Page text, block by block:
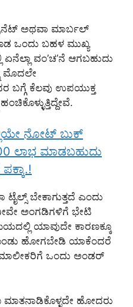
ಅಥವಾ ಮಾರ್ಬಲ್
ಒಂದು ಬಹಳ ಮುಖ್ಯ
ವಂ’ಚ’ನೆ ಆಗಬಹುದು
ಮೊದಲೇ
ಬಗ್ಗೆ ಕೆಲವು ಉಪಯುಕ್ತ
ನೋಟ್ ಬುಕ್
ಲಾಭ ಮಾಡಬಹುದು
ಬೇಕಾಗುತ್ತದೆ ಎಂದು
ಅಂಗಡಿಗಳಿಗೆ ಭೇಟಿ
ಯಾವುದೇ ಕಾರಣಕ್ಕೂ
ಹೋಗಬೇಡಿ ಯಾಕೆಂದರೆ
ಮಾಲೀಕರಿಗೆ ಒಂದು ಅಂಡರ್
ಮಾತನಾಡಿಕೊಳ್ಳದೇ ಹೋದರು